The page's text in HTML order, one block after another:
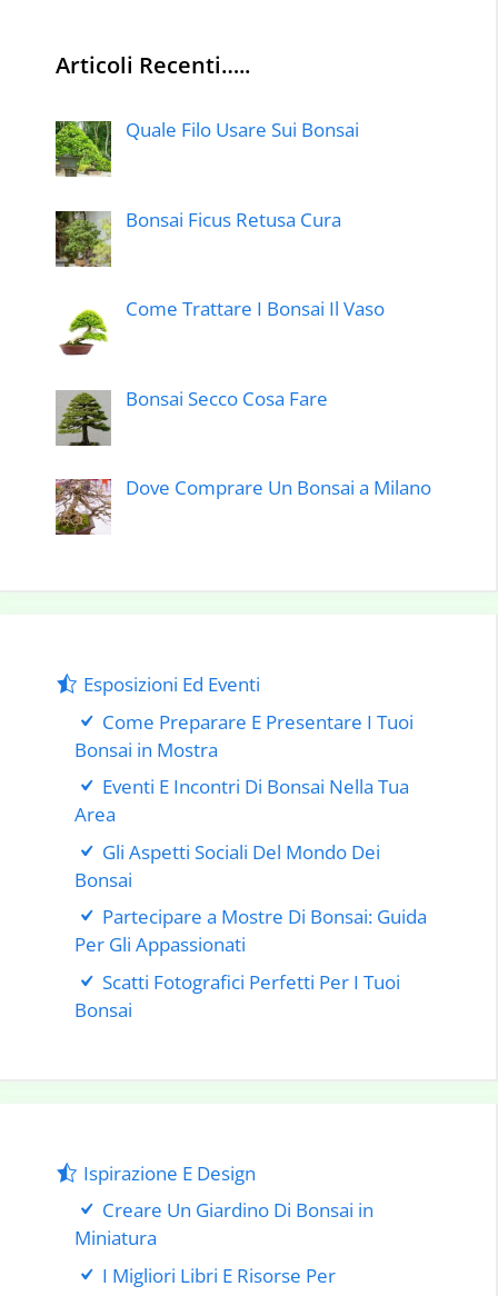
Articoli Recenti…..
Quale Filo Usare Sui Bonsai
Bonsai Ficus Retusa Cura
Come Trattare I Bonsai Il Vaso
Bonsai Secco Cosa Fare
Dove Comprare Un Bonsai a Milano
Esposizioni Ed Eventi
Come Preparare E Presentare I Tuoi
Bonsai in Mostra
Eventi E Incontri Di Bonsai Nella Tua
Area
Gli Aspetti Sociali Del Mondo Dei
Bonsai
Partecipare a Mostre Di Bonsai: Guida
Per Gli Appassionati
Scatti Fotografici Perfetti Per I Tuoi
Bonsai
Ispirazione E Design
Creare Un Giardino Di Bonsai in
Miniatura
I Migliori Libri E Risorse Per